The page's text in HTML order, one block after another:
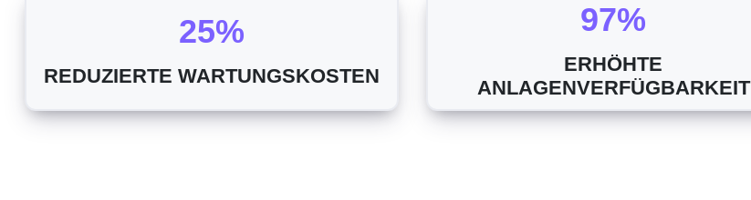
25%
REDUZIERTE WARTUNGSKOSTEN
97%
ERHÖHTE
ANLAGENVERFÜGBARKEIT